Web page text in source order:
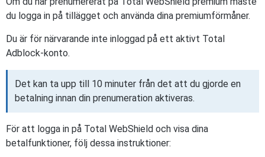
du logga in på tillägget och använda dina premiumförmåner.
Du är för närvarande inte inloggad på ett aktivt Total
Adblock-konto.
Det kan ta upp till 10 minuter från det att du gjorde en
betalning innan din prenumeration aktiveras.
För att logga in på Total WebShield och visa dina
betalfunktioner, följ dessa instruktioner: